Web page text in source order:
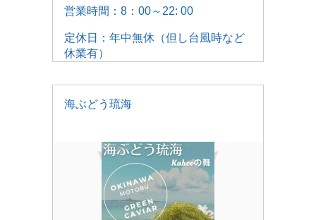
営業時間：8：00～22: 00
定休日：年中無休（但し台風時など
休業有）
海ぶどう琉海